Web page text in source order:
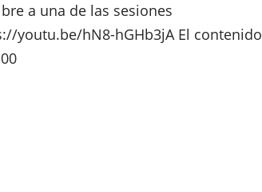
a una de las sesiones
youtu.be/hN8-hGHb3jA El contenido